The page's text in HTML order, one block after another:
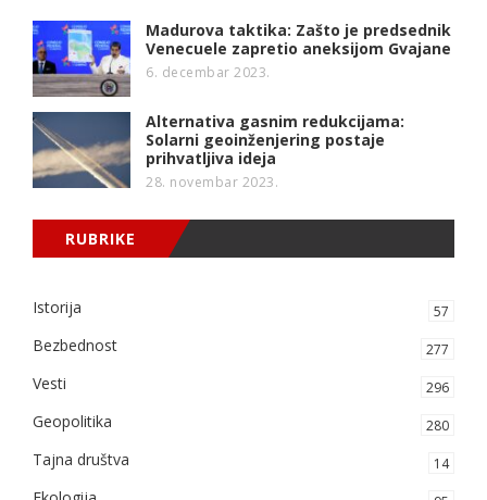
Madurova taktika: Zašto je predsednik
Venecuele zapretio aneksijom Gvajane
6. decembar 2023.
Alternativa gasnim redukcijama:
Solarni geoinženjering postaje
prihvatljiva ideja
28. novembar 2023.
RUBRIKE
Istorija 57
Bezbednost 277
Vesti 296
Geopolitika 280
Tajna društva 14